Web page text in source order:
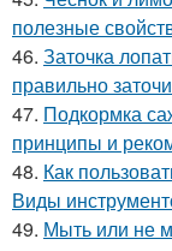
полезные
46. Заточка
правильно
47. Подкормка
принципы и
48. Как
Виды
49. Мыть или не